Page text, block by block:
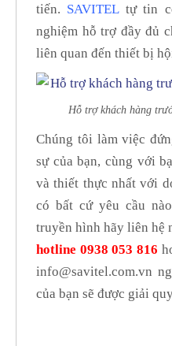
tiến. SAVITELtự tin
nghiệm hỗ trợ đầy đủ
liên quan đến thiết bị
Hỗ trợ khách hàng
Chúng tôi làm việc
sự của bạn, cùng với
và thiết thực nhất với
có bất cứ yêu cầu
truyền hình hãy liên hệ
hotline 0938 053 816
info@savitel.com.vn
của bạn sẽ được giải